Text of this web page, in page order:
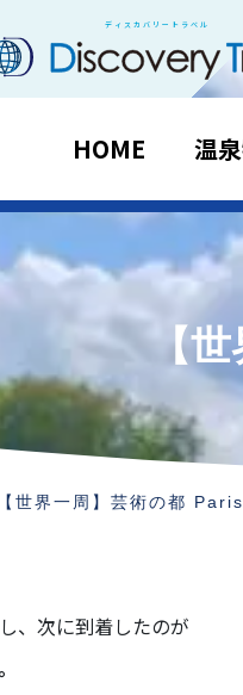
ディスカバリートラベル
HOME 温
【世
【世界一周】芸術の都 Paris
、次に到着したのが